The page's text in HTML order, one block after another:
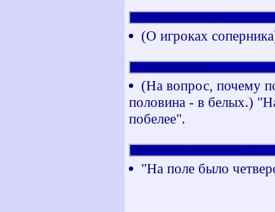
ЦСКА (ALLINO, Voronezh)
(О игроках
Бетис (Иверни, Воронеж)
(На вопрос, почему
половина - в белых.)
побелее".
Бирмингем (Ball, Санкт-Петербург)
"На поле было